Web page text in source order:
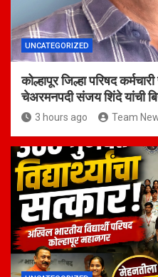
UNCATEGORIZED
कोल्हापूर जिल्हा परिषद
चेअरमनपदी संजय शिंदे यांची
3 hours ago Team